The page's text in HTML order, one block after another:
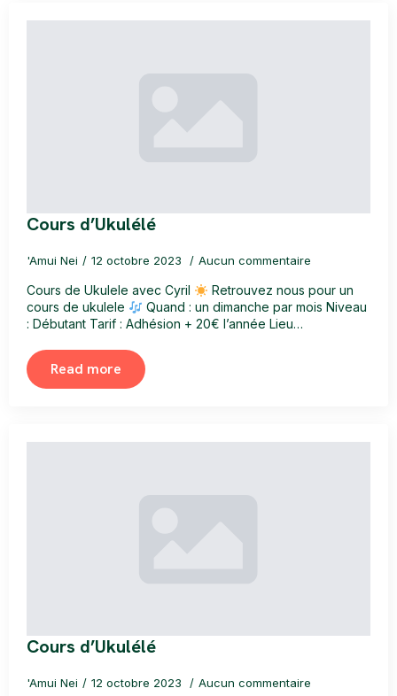
Cours d’Ukulélé
'Amui Nei 12 octobre 2023 Aucun commentaire
Cours de Ukulele avec Cyril
Retrouvez nous pour un
cours de ukulele
Quand : un dimanche par mois Niveau
: Débutant Tarif : Adhésion + 20€ l’année Lieu…
Read more
Cours d’Ukulélé
'Amui Nei 12 octobre 2023 Aucun commentaire